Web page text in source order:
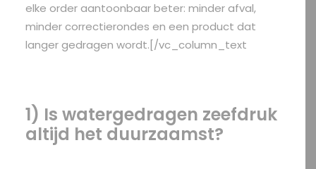
elke order aantoonbaar beter: minder afval,
minder correctierondes en een product dat
langer gedragen wordt.[/vc_column_text
1) Is watergedragen zeefdruk
altijd het duurzaamst?